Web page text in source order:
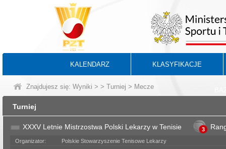
KALENDARZ KLASYFIKACJE
Znajdujesz się: Wyniki > > Turniej > Mecze
Turniej
XXXV Letnie Mistrzostwa Polski Lekarzy w Tenisie 3
Organizator:
Polskie Stowarzyszenie Tenisowe Lekarzy